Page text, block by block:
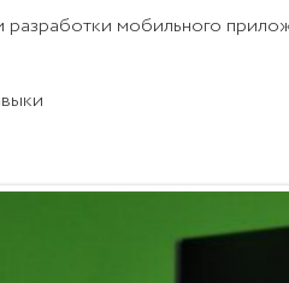
мобильного